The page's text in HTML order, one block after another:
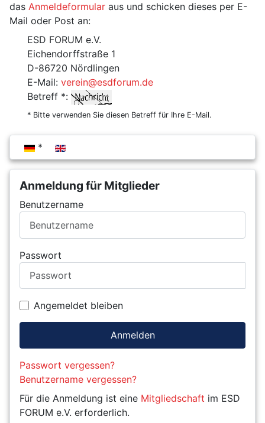
Sprache auswählen
Anmeldung für Mitglieder
Benutzername
Passwort
Angemeldet bleiben
Anmelden
Passwort vergessen?
Benutzername vergessen?
Für die Anmeldung ist eine Mitgliedschaft im ESD
FORUM e.V. erforderlich.
das Anmeldeformular aus und schicken dieses per E-
Mail oder Post an:
ESD FORUM e.V.
Eichendorffstraße 1
D-86720 Nördlingen
E-Mail: verein@esdforum.de
Betreff *:
* Bitte verwenden Sie diesen Betreff für Ihre E-Mail.